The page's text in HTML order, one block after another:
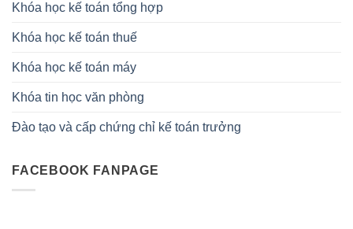
Khóa học kế toán tổng hợp
Khóa học kế toán thuế
Khóa học kế toán máy
Khóa tin học văn phòng
Đào tạo và cấp chứng chỉ kế toán trưởng
FACEBOOK FANPAGE